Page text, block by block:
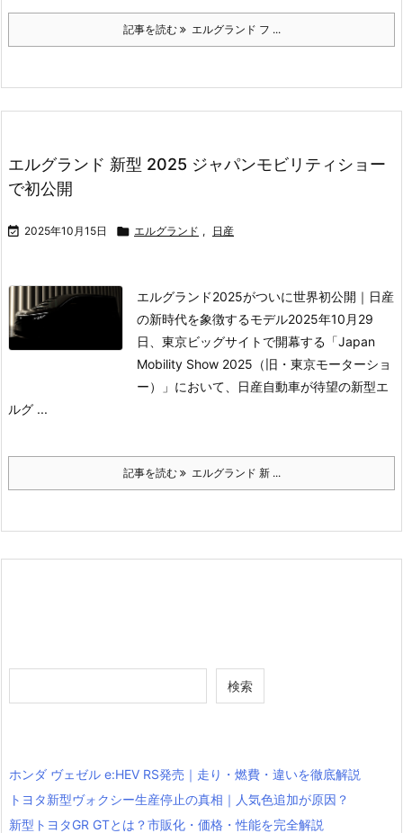
記事を読む エルグランド フ ...
エルグランド 新型 2025 ジャパンモビリティショー
で初公開
 2025年10月15日  エルグランド , 日産
エルグランド2025がついに世界初公開｜日産
の新時代を象徴するモデル2025年10月29
日、東京ビッグサイトで開幕する「Japan
Mobility Show 2025（旧・東京モーターショ
ー）」において、日産自動車が待望の新型エ
ルグ ...
記事を読む エルグランド 新 ...
検索
ホンダ ヴェゼル e:HEV RS発売｜走り・燃費・違いを徹底解説
トヨタ新型ヴォクシー生産停止の真相｜人気色追加が原因？
新型トヨタGR GTとは？市販化・価格・性能を完全解説